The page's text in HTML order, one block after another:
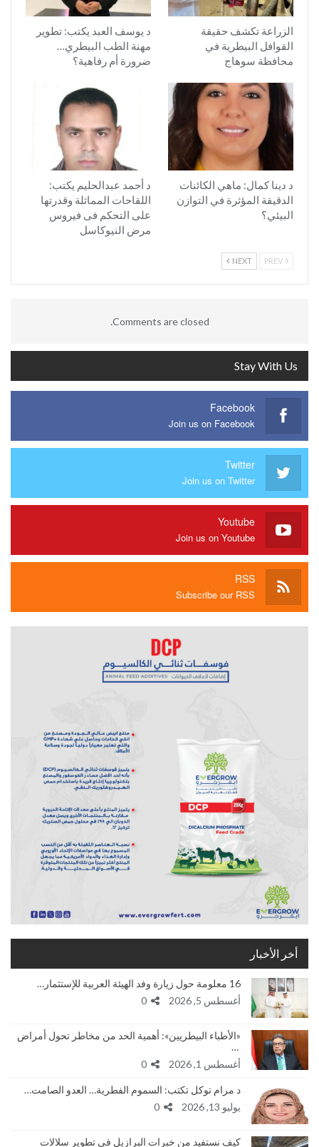
الزراعة تكشف حقيقة
القوافل البيطرية في
محافظة سوهاج
د يوسف العبد يكتب: تطوير
مهنة الطب البيطري…
ضرورة أم رفاهية؟
د دينا كمال: ماهي الكائنات
الدقيقة المؤثرة في التوازن
البيئي؟
د أحمد عبدالحليم يكتب:
اللقاحات المماثلة وقدرتها
على التحكم فى فيروس
مرض النيوكاسل
NEXT
Comments are closed.
Stay With Us
Facebook
Join us on Facebook
Twitter
Join us on Twitter
Youtube
Join us on Youtube
RSS
Subscribe our RSS
أخر الأخبار
16 معلومة حول زيارة وفد الهيئة العربية للإستثمار…
أغسطس 5, 2026
«الأطباء البيطريين»: أهمية الحد من مخاطر تحول أمراض
…
أغسطس 1, 2026
د مرام توكل تكتب: السموم الفطرية… العدو الصامت…
يوليو 13, 2026
كيف نستفيد من خبرات البرازيل في تطوير سلالات